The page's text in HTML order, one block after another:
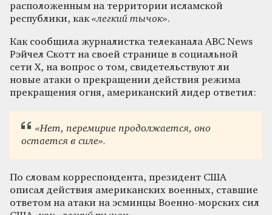
расположенным на территории исламской
республики, как«легкий тычок».
Как сообщила журналистка телеканала ABC News
Рэйчел Скотт на своей странице в социальной
сети X, на вопрос о том, свидетельствуют ли
новые атаки о прекращении действия режима
прекращения огня, американский лидер ответил:
«Нет, перемирие продолжается, оно
остается в силе».
По словам корреспондента, президент США
описал действия американских военных, ставшие
ответом на атаки на эсминцы Военно-морских сил